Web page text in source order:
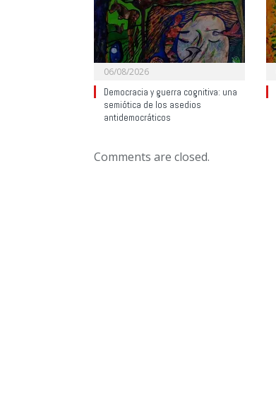
06/08/2026
Democracia y guerra cognitiva: una
semiótica de los asedios
antidemocráticos
Comments are closed.